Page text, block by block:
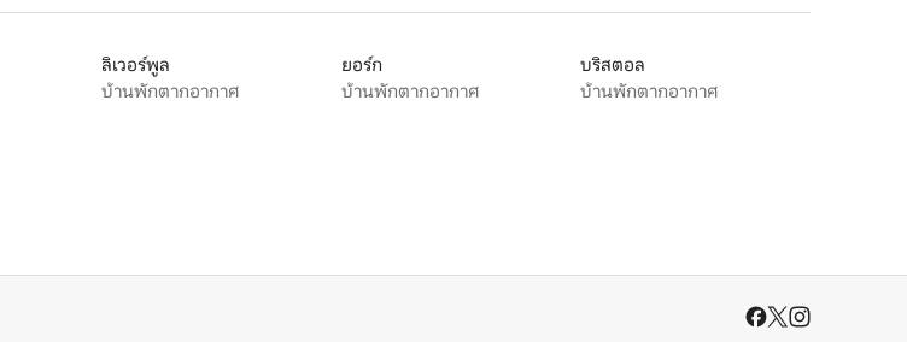
ลิเวอร์พูล
บ้านพักตากอากาศ
ยอร์ก
บ้านพักตากอากาศ
บริสตอล
บ้านพักตากอากาศ